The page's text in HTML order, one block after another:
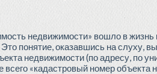
недвижимости» вошло в
понятие, оказавшись на слуху,
недвижимости (по адресу, по
всего «кадастровый номер объекта